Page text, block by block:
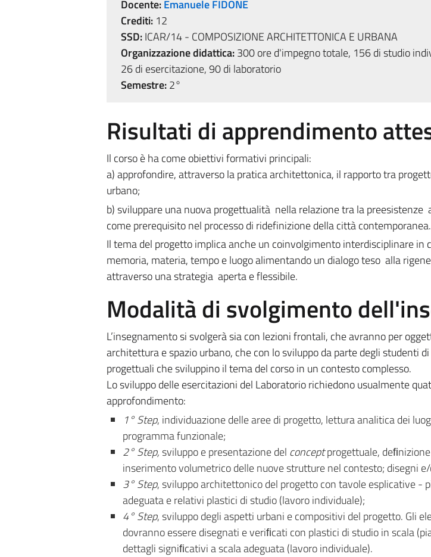
Docente:Emanuele FIDONE
Crediti:12
SSD:ICAR/14 - COMPOSIZIONE ARCHITETTONICA E URBANA
Organizzazione didattica:300 ore d'impegno totale, 156 di studio
26 di esercitazione, 90 di laboratorio
Semestre:2°
Risultati di apprendimento
Il corso è ha come obiettivi formativi principali:
a) approfondire, attraverso la pratica architettonica, il rapporto tra
urbano;
b) sviluppare una nuova progettualità nella relazione tra la
come prerequisito nel processo di ridefinizione della città contemporanea.
Il tema del progetto implica anche un coinvolgimento interdisciplinare in
memoria, materia, tempo e luogo alimentando un dialogo teso alla
attraverso una strategia aperta e flessibile.
Modalità di svolgimento
L’insegnamento si svolgerà sia con lezioni frontali, che avranno per
architettura e spazio urbano, che con lo sviluppo da parte degli studenti
progettuali che sviluppino il tema del corso in un contesto complesso.
Lo sviluppo delle esercitazioni del Laboratorio richiedono usualmente
approfondimento:
1° Step, individuazione delle aree di progetto, lettura analitica dei
programma funzionale;
2° Step, sviluppo e presentazione del conceptprogettuale,
inserimento volumetrico delle nuove strutture nel contesto; disegni
3° Step, sviluppo architettonico del progetto con tavole esplicative -
adeguata e relativi plastici di studio (lavoro individuale);
4° Step, sviluppo degli aspetti urbani e compositivi del progetto. Gli
dovranno essere disegnati e veriﬁcati con plastici di studio in scala
dettagli signiﬁcativi a scala adeguata (lavoro individuale).